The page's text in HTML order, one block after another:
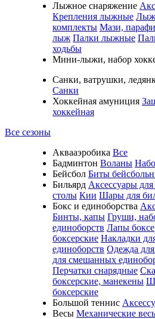
Лыжное снаряжение
Крепления лыжные
комплекты Мази,
лыж Палки лыжные
ходьбы
Мини-лыжи, набор
Санки, ватрушки,
Санки
Хоккейная амуниция
хоккейная
Все сезоны
Аквааэробика Все
Бадминтон Воланы
Бейсбол Биты
Бильярд Аксессуары для
столы Кии Шары для
Бокс и единоборства
Бинты, капы Груши,
единоборств Лапы
боксерские Накладки
единоборств Одежда
для смешанных
Перчатки снарядные
боксерские, манекены
боксерские
Большой теннис
Весы Механические